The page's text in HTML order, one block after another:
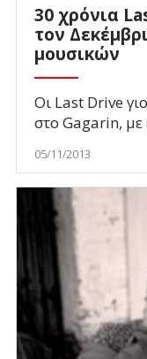
30 χρόνια
τον
μουσικών
Οι Last Drive
στο Gagarin, με
05/11/2013